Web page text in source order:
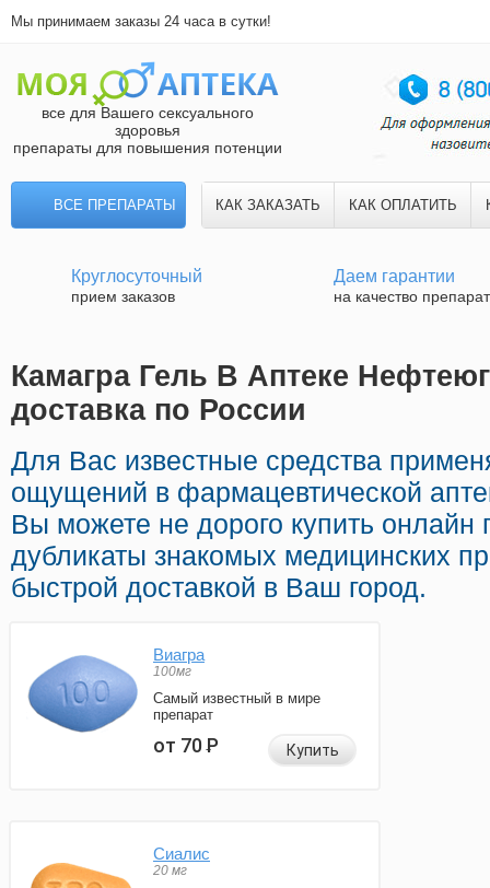
Мы принимаем заказы 24 часа в сутки!
все для Вашего сексуального
здоровья
препараты для повышения потенции
ВСЕ ПРЕПАРАТЫ КАК ЗАКАЗАТЬ КАК ОПЛАТИТЬ
Круглосуточный
прием заказов
Даем гарантии
на качество
Камагра Гель В Аптеке
доставка по России
Для Вас известные средства
ощущений в фармацевтической
Вы можете не дорого купить онлайн
дубликаты знакомых медицинских
быстрой доставкой в Ваш город.
Виагра
100мг
Самый известный в мире
препарат
от 70Р Купить
Сиалис
20 мг